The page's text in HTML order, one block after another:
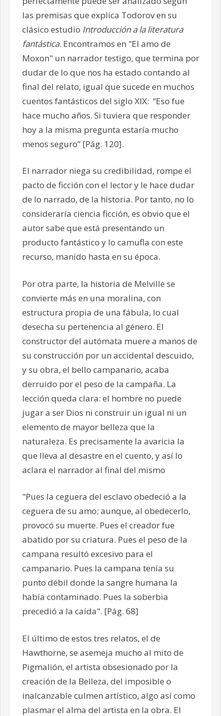
las premisas que explica Todorov en su
clásico estudio Introducción a la literatura
fantástica. Encontramos en "El amo de
Moxon" un narrador testigo, que termina por
dudar de lo que nos ha estado contando al
final del relato, igual que sucede en muchos
cuentos fantásticos del siglo XIX: “Eso fue
hace mucho años. Si tuviera que responder
hoy a la misma pregunta estaría mucho
menos seguro” [Pág. 120].
El narrador niega su credibilidad, rompe el
pacto de ficción con el lector y le hace dudar
de lo narrado, de la historia. Por tanto, no lo
consideraría ciencia ficción, es obvio que el
autor sabe que está presentando un
producto fantástico y lo camufla con este
recurso, manido hasta en su época.
Por otra parte, la historia de Melville se
convierte más en una moralina, con
estructura propia de una fábula, lo cual
desecha su pertenencia al género. El
constructor del autómata muere a manos de
su construcción por un accidental descuido,
y su obra, el bello campanario, acaba
derruido por el peso de la campaña. La
lección queda clara: el hombre no puede
jugar a ser Dios ni construir un igual ni un
elemento de mayor belleza que la
naturaleza. Es precisamente la avaricia la
que lleva al desastre en el cuento, y así lo
aclara el narrador al final del mismo
"Pues la ceguera del esclavo obedeció a la
ceguera de su amo; aunque, al obedecerlo,
provocó su muerte. Pues el creador fue
abatido por su criatura. Pues el peso de la
campana resultó excesivo para el
campanario. Pues la campana tenía su
punto débil donde la sangre humana la
había contaminado. Pues la soberbia
precedió a la caída". [Pág. 68]
El último de estos tres relatos, el de
Hawthorne, se asemeja mucho al mito de
Pigmalión, el artista obsesionado por la
creación de la Belleza, del imposible o
inalcanzable culmen artístico, algo así como
plasmar el alma del artista en la obra. El